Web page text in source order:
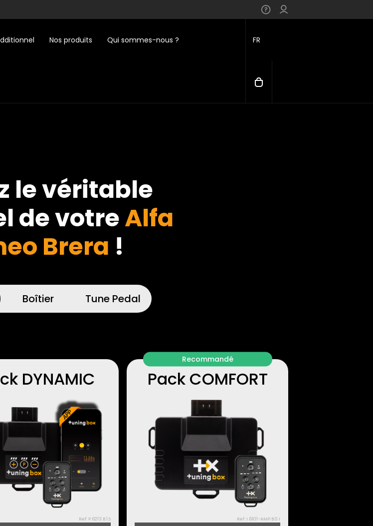
Nos produits Qui sommes-nous ? FR
le véritable
de votreAlfa
Brera !
Boîtier Tune Pedal
DYNAMIC
Ref: P.6213.B.1.S
Recommandé
Pack COMFORT
Ref: I.6101-AMP.B.0.I